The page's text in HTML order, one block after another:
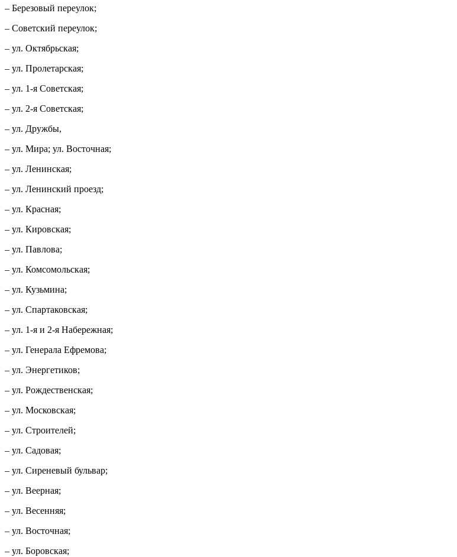
– Березовый переулок;
– Советский переулок;
– ул. Октябрьская;
– ул. Пролетарская;
– ул. 1-я Советская;
– ул. 2-я Советская;
– ул. Дружбы,
– ул. Мира; ул. Восточная;
– ул. Ленинская;
– ул. Ленинский проезд;
– ул. Красная;
– ул. Кировская;
– ул. Павлова;
– ул. Комсомольская;
– ул. Кузьмина;
– ул. Спартаковская;
– ул. 1-я и 2-я Набережная;
– ул. Генерала Ефремова;
– ул. Энергетиков;
– ул. Рождественская;
– ул. Московская;
– ул. Строителей;
– ул. Садовая;
– ул. Сиреневый бульвар;
– ул. Веерная;
– ул. Весенняя;
– ул. Восточная;
– ул. Боровская;